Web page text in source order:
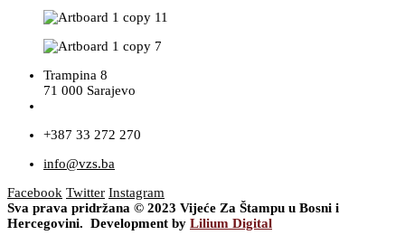
Trampina 8
71 000 Sarajevo
+387 33 272 270
info@vzs.ba
Facebook Twitter Instagram
Sva prava pridržana © 2023 Vijeće Za Štampu u Bosni i
Hercegovini. Development by Lilium Digital